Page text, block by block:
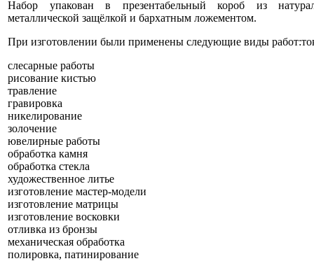
Набор упакован в презентабельный короб из
металлической защёлкой и бархатным ложементом.
При изготовлении были применены следующие виды
слесарные работы
рисование кистью
травление
гравировка
никелирование
золочение
ювелирные работы
обработка камня
обработка стекла
художественное литье
изготовление мастер-модели
изготовление матрицы
изготовление восковки
отливка из бронзы
механическая обработка
полировка, патинирование